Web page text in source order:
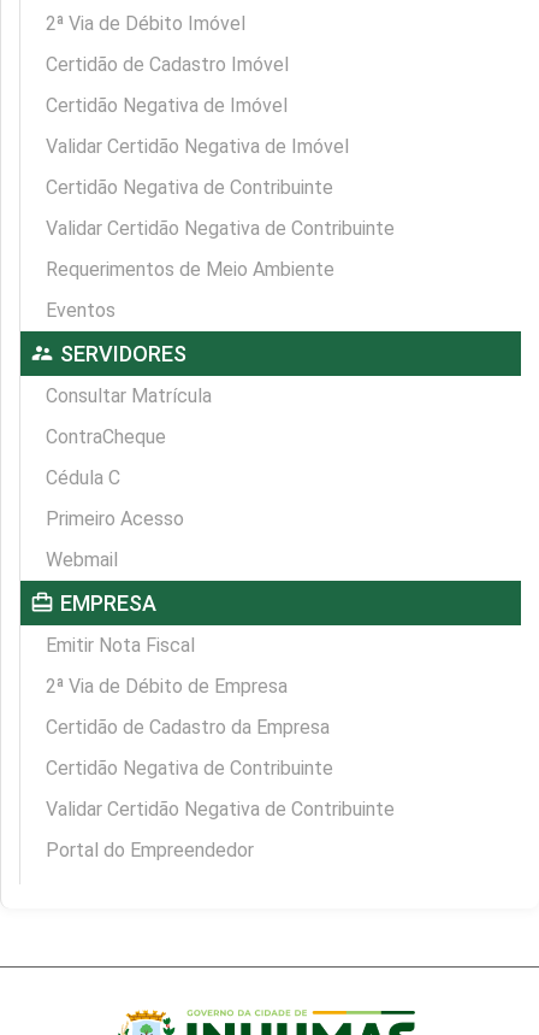
2ª Via de Débito Imóvel
Certidão de Cadastro Imóvel
Certidão Negativa de Imóvel
Validar Certidão Negativa de Imóvel
Certidão Negativa de Contribuinte
Validar Certidão Negativa de Contribuinte
Requerimentos de Meio Ambiente
Eventos
supervisor_account SERVIDORES
Consultar Matrícula
ContraCheque
Cédula C
Primeiro Acesso
Webmail
card_travel EMPRESA
Emitir Nota Fiscal
2ª Via de Débito de Empresa
Certidão de Cadastro da Empresa
Certidão Negativa de Contribuinte
Validar Certidão Negativa de Contribuinte
Portal do Empreendedor